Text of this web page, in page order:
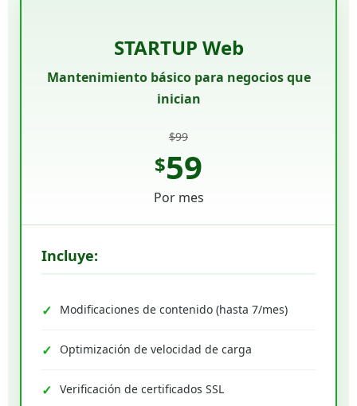
STARTUP Web
Mantenimiento básico para negocios que
inician
$99
$59
Por mes
Incluye:
Modificaciones de contenido (hasta 7/mes)
Optimización de velocidad de carga
Verificación de certificados SSL